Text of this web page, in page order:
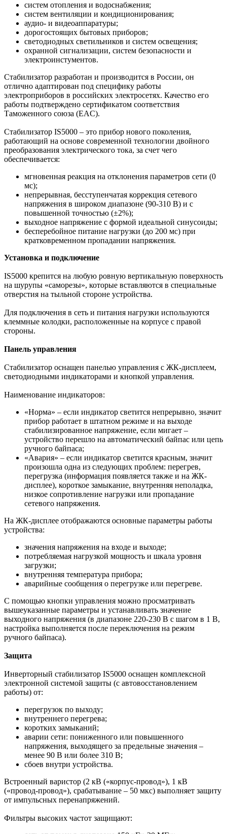
систем отопления и водоснабжения;
систем вентиляции и кондиционирования;
аудио- и видеоаппаратуры;
дорогостоящих бытовых приборов;
светодиодных светильников и систем освещения;
охранной сигнализации, систем безопасности и
электроинстументов.
Стабилизатор разработан и производится в России, он
отлично адаптирован под специфику работы
электроприборов в российских электросетях. Качество его
работы подтверждено сертификатом соответствия
Таможенного союза (EAC).
Стабилизатор IS5000 – это прибор нового поколения,
работающий на основе современной технологии двойного
преобразования электрического тока, за счет чего
обеспечивается:
мгновенная реакция на отклонения параметров сети (0
мс);
непрерывная, бесступенчатая коррекция сетевого
напряжения в широком диапазоне (90-310 В) и с
повышенной точностью (±2%);
выходное напряжение с формой идеальной синусоиды;
бесперебойное питание нагрузки (до 200 мс) при
кратковременном пропадании напряжения.
Установка и подключение
IS5000 крепится на любую ровную вертикальную поверхность
на шурупы «саморезы», которые вставляются в специальные
отверстия на тыльной стороне устройства.
Для подключения в сеть и питания нагрузки используются
клеммные колодки, расположенные на корпусе с правой
стороны.
Панель управления
Стабилизатор оснащен панелью управления с ЖК-дисплеем,
светодиодными индикаторами и кнопкой управления.
Наименование индикаторов:
«Норма» – если индикатор светится непрерывно, значит
прибор работает в штатном режиме и на выходе
стабилизированное напряжение, если мигает –
устройство перешло на автоматический байпас или цепь
ручного байпаса;
«Авария» – если индикатор светится красным, значит
произошла одна из следующих проблем: перегрев,
перегрузка (информация появляется также и на ЖК-
дисплее), короткое замыкание, внутренняя неполадка,
низкое сопротивление нагрузки или пропадание
сетевого напряжения.
На ЖК-дисплее отображаются основные параметры работы
устройства:
значения напряжения на входе и выходе;
потребляемая нагрузкой мощность и шкала уровня
загрузки;
внутренняя температура прибора;
аварийные сообщения о перегрузке или перегреве.
С помощью кнопки управления можно просматривать
вышеуказанные параметры и устанавливать значение
выходного напряжения (в диапазоне 220-230 В с шагом в 1 В,
настройка выполняется после переключения на режим
ручного байпаса).
Защита
Инверторный стабилизатор IS5000 оснащен комплексной
электронной системой защиты (с автовосстановлением
работы) от:
перегрузок по выходу;
внутреннего перегрева;
коротких замыканий;
аварии сети: пониженного или повышенного
напряжения, выходящего за предельные значения –
менее 90 В или более 310 В;
сбоев внутри устройства.
Встроенный варистор (2 кВ («корпус-провод»), 1 кВ
(«провод-провод»), срабатывание – 50 мкс) выполняет защиту
от импульсных перенапряжений.
Фильтры высоких частот защищают: